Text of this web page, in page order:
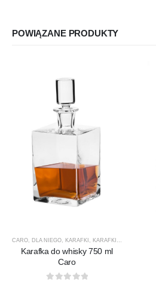
POWIĄZANE PRODUKTY
CARO, DLA NIEGO, KARAFKI , KARAFKI DO WHISKY
Karafka do whisky 750 ml
Caro